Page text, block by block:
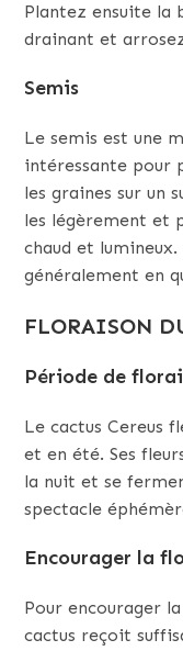
Plantez ensuite la
drainant et
Semis
Le semis est une
intéressante pour
les graines sur un
les légèrement et
chaud et
généralement en
FLORAISON
Période de
Le cactus Cereus
et en été. Ses
la nuit et se
spectacle
Encourager la
Pour encourager
cactus reçoit